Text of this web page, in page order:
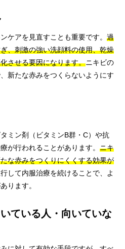
ケアを見直すことも重要です。 過
、刺激の強い洗顔料の使用、乾燥
させる要因になります。ニキビの
新たな赤みをつくらないようにす
ミン剤（ビタミンB群・C）や抗
が行われることがあります。 ニキ
な赤みをつくりにくくする効果が
して内服治療を続けることで、よ
ります。
ている人・向いていな